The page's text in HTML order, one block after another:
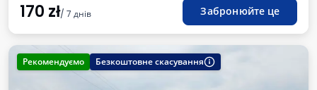
170 zł/ 7 днів Забронюйте це
Рекомендуємо Безкоштовне скасування